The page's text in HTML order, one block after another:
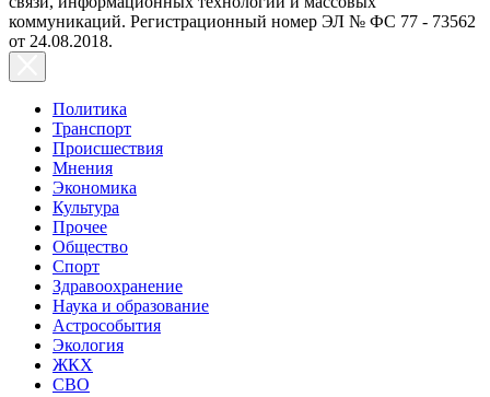
коммуникаций. Регистрационный номер ЭЛ № ФС 77 - 73562
от 24.08.2018.
Политика
Транспорт
Происшествия
Мнения
Экономика
Культура
Прочее
Общество
Спорт
Здравоохранение
Наука и образование
Астрособытия
Экология
ЖКХ
СВО